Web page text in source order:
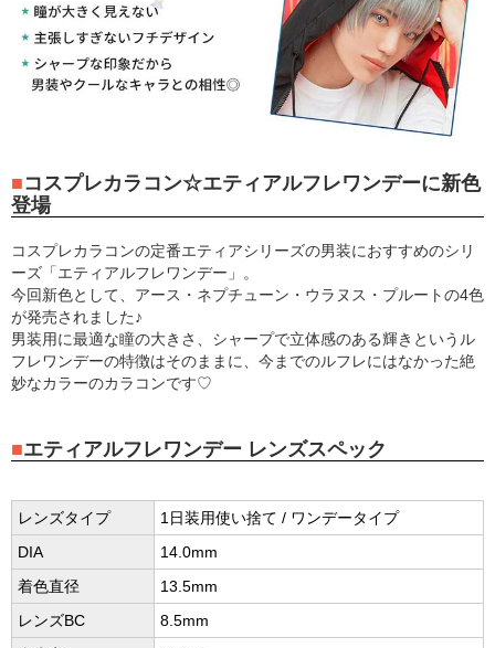
コスプレカラコン☆エティアルフレワンデーに新色
登場
コスプレカラコンの定番エティアシリーズの男装におすすめのシリ
ーズ「エティアルフレワンデー」。
今回新色として、アース・ネプチューン・ウラヌス・プルートの4色
が発売されました♪
男装用に最適な瞳の大きさ、シャープで立体感のある輝きというル
フレワンデーの特徴はそのままに、今までのルフレにはなかった絶
妙なカラーのカラコンです♡
エティアルフレワンデー レンズスペック
レンズタイプ
1日装用使い捨て / ワンデータイプ
DIA
14.0mm
着色直径
13.5mm
レンズBC
8.5mm